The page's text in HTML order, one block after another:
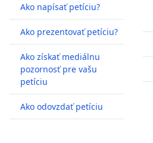
Ako napísať petíciu?
Ako prezentovať petíciu?
Ako získať mediálnu
pozornosť pre vašu
petíciu
Ako odovzdať petíciu